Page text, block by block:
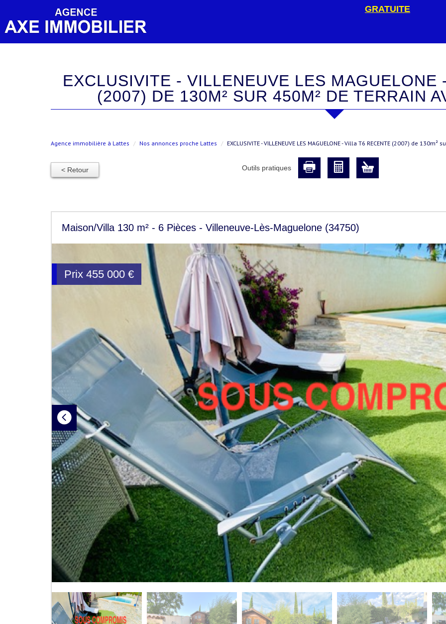
GRATUITE
EXCLUSIVITE - VILLENEUVE LES MAGUELONE - VILLA T6 RECENTE
(2007) DE 130M² SUR 450M² DE TERRAIN
Agence immobilière à Lattes Nos annonces proche Lattes EXCLUSIVITE - VILLENEUVE LES MAGUELONE - Villa T6 RECENTE (2007) de
< Retour Outils pratiques
Maison/Villa 130 m² - 6 Pièces - Villeneuve-Lès-Maguelone (34750)
Prix 455 000 €